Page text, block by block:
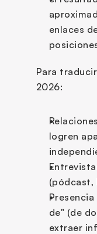
enlaces
Para
2026:
logren
(pódcast,
de" (de
extraer